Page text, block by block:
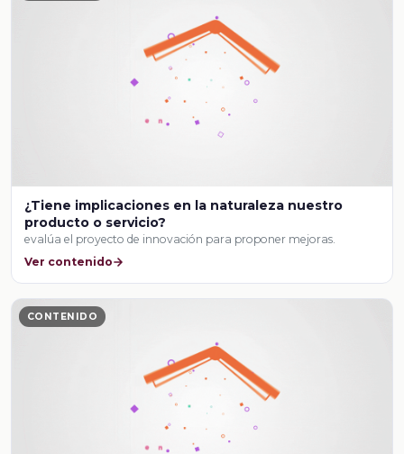
¿Tiene implicaciones en la naturaleza nuestro
producto o servicio?
evalúa el proyecto de innovación para proponer mejoras.
Ver contenido
CONTENIDO